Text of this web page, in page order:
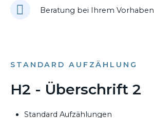
Beratung bei Ihrem Vorhaben
STANDARD AUFZÄHLUNG
H2 - Überschrift 2
Standard Aufzählungen